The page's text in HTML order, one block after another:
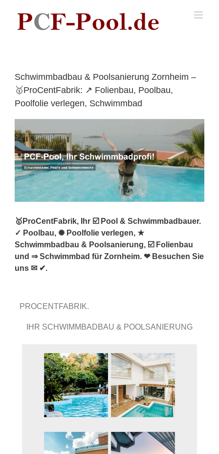
content
Schwimmbadbau & Poolsanierung Zornheim –
🥇ProCentFabrik: ↗️ Folienbau, Poolbau,
Poolfolie verlegen, Schwimmbad
🥇ProCentFabrik, Ihr ☑️ Pool & Schwimmbadbauer.
✓ Poolbau, ✺ Poolfolie verlegen, ★
Schwimmbadbau & Poolsanierung, ☑️ Folienbau
und ⇒ Schwimmbad für Zornheim. ❤ Besuchen Sie
uns ✉ ✔.
PROCENTFABRIK.
IHR SCHWIMMBADBAU & POOLSANIERUNG